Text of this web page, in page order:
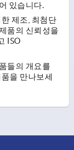
있습니다.
제조, 최첨단
품의 신뢰성을
ISO
들의 개요를
을 만나보세